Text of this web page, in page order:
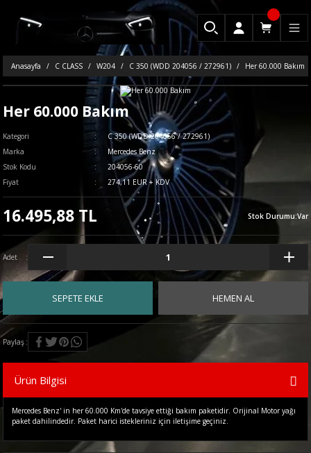
Anasayfa C CLASS W204 C 350 (WDD 204056 / 272961) Her 60.000 Bakım
Her 60.000 Bakım
Kategori
C 350 (WDD 204056 / 272961)
Marka
Mercedes Benz
Stok Kodu
204056-60
Fiyat
274,11 EUR + KDV
16.495,88 TL Stok Durumu:Var
Adet
SEPETE EKLE HEMEN AL
Paylaş
Ürün Bilgisi
Mercedes Benz' in her 60.000 Km'de tavsiye ettiği bakım paketidir. Orijinal Motor yağı
paket dahilindedir. Paket harici istekleriniz için iletişime geçiniz.